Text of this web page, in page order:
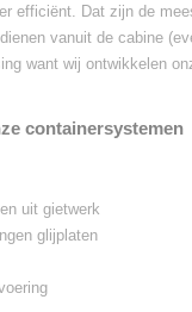
efficiënt. Dat zijn de
vanuit de cabine
want wij ontwikkelen
containersystemen
uit gietwerk
glijplaten